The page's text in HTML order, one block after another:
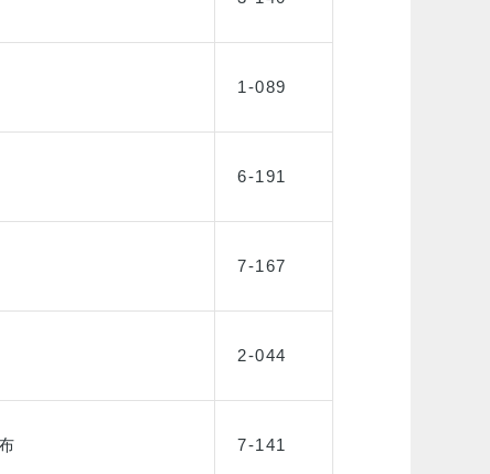
1-089
6-191
7-167
2-044
7-141